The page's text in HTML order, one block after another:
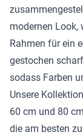
modernen Look,
Rahmen für ein
gestochen
sodass Farben
Unsere
60 cm und 80
die am besten